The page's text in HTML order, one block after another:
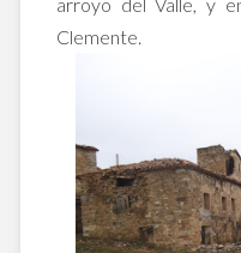
Clemente.